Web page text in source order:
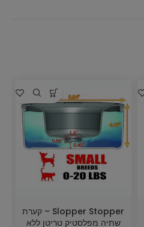
Slopper Stopper – קערת
שתיה מפלסטיק טריטן ללא